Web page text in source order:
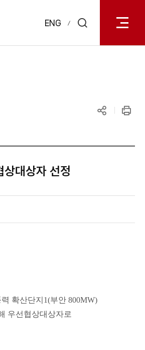
ENG
열기
대상자 선정
확산단지1(부안 800MW)
우선협상대상자로